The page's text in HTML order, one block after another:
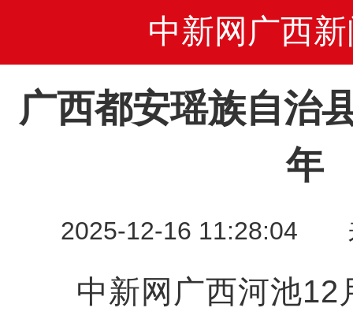
中新网广西新
广西都安瑶族自治
年
2025-12-16 11:28:04
中新网广西河池12